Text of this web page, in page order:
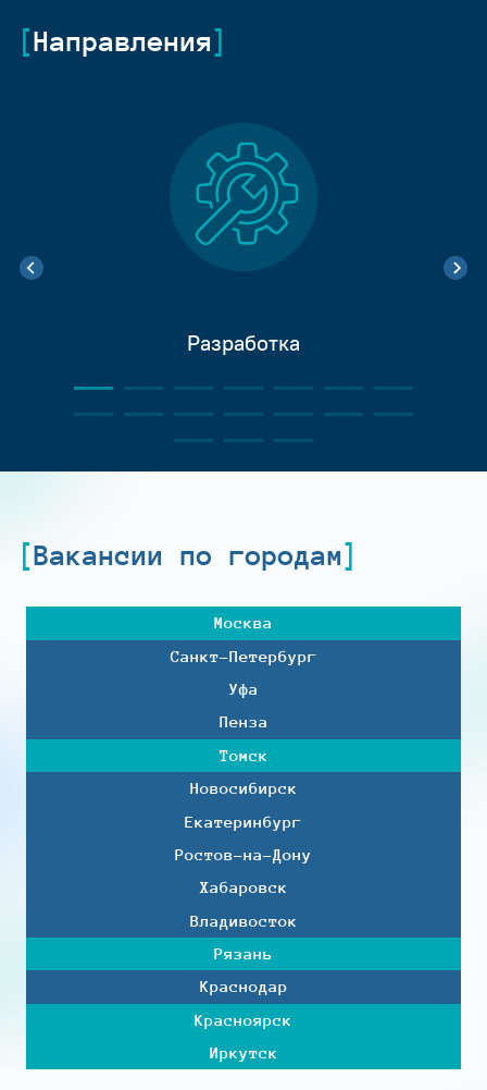
Направления
Разработка
Вакансии по городам
Москва
Санкт-Петербург
Уфа
Пенза
Томск
Новосибирск
Екатеринбург
Ростов-на-Дону
Хабаровск
Владивосток
Рязань
Краснодар
Красноярск
Иркутск